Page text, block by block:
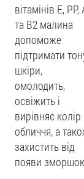
вітамінів Е, РР,
та В2 малина
допоможе
підтримати
шкіри,
омолодить,
освіжить і
вирівняє колір
обличчя, а
захистить від
появи